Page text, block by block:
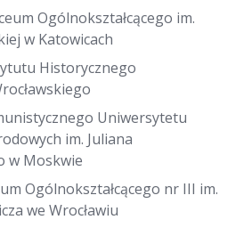
Ogólnokształcącego im.
w Katowicach
Historycznego
Uniwersytetu
im. Juliana
w Moskwie
Ogólnokształcącego nr III im.
we Wrocławiu